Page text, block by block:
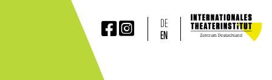
 
DE
EN